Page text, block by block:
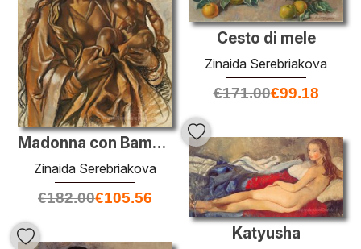
Cesto di mele
Zinaida Serebriakova
€171.00€99.18
Madonna con Bambino
Zinaida Serebriakova
€182.00€105.56
Katyusha